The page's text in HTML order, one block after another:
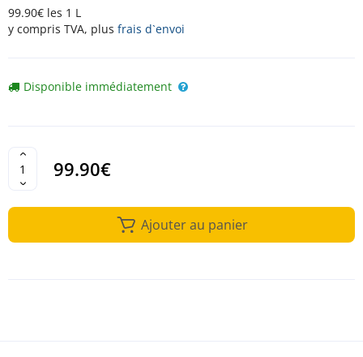
99.90€ les 1 L
y compris TVA, plus frais d`envoi
Disponible immédiatement
99.90€
Ajouter au panier